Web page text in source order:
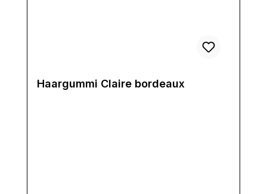
Haargummi Claire bordeaux